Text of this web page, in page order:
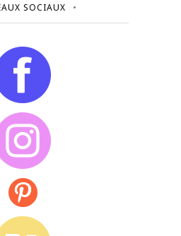
SOCIAUX